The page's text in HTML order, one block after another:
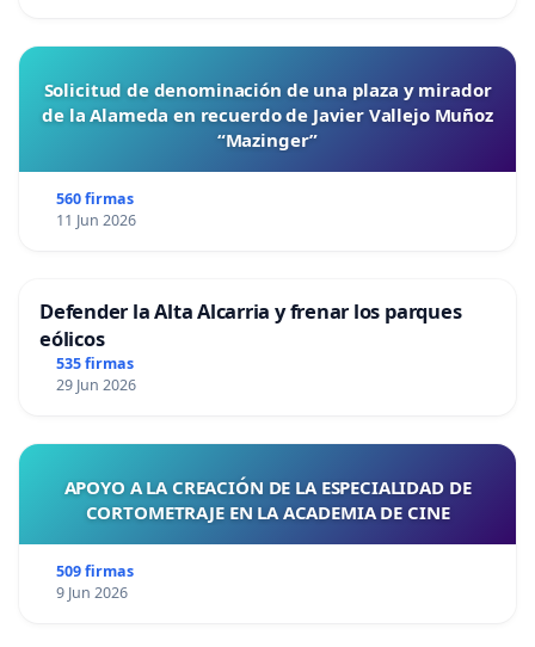
Solicitud de denominación de una plaza y mirador
de la Alameda en recuerdo de Javier Vallejo Muñoz
“Mazinger”
560 firmas
11 Jun 2026
Defender la Alta Alcarria y frenar los parques
eólicos
535 firmas
29 Jun 2026
APOYO A LA CREACIÓN DE LA ESPECIALIDAD DE
CORTOMETRAJE EN LA ACADEMIA DE CINE
509 firmas
9 Jun 2026